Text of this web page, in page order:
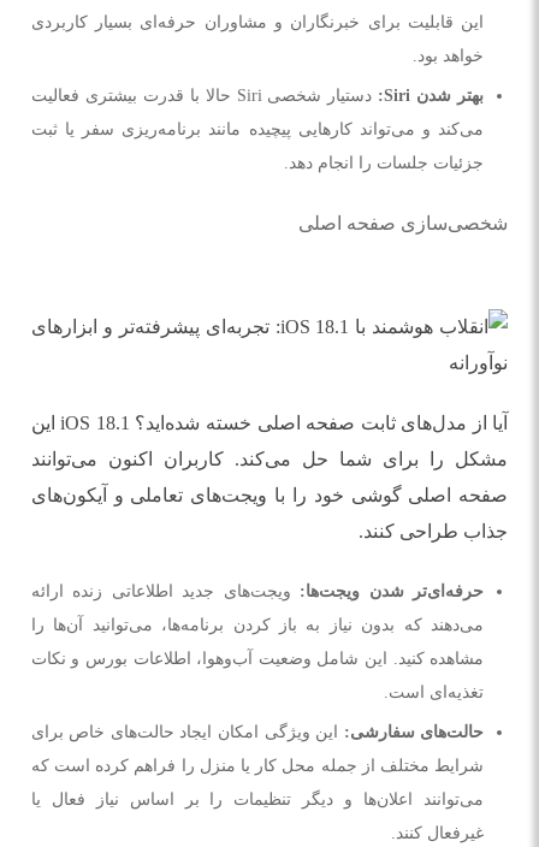
این قابلیت برای خبرنگاران و مشاوران حرفه‌ای بسیار کاربردی
خواهد بود.
بهتر شدن Siri:
دستیار شخصی Siri حالا با قدرت بیشتری فعالیت
می‌کند و می‌تواند کارهایی پیچیده مانند برنامه‌ریزی سفر یا ثبت
جزئیات جلسات را انجام دهد.
شخصی‌سازی صفحه اصلی
آیا از مدل‌های ثابت صفحه اصلی خسته شده‌اید؟ iOS 18.1 این
مشکل را برای شما حل می‌کند. کاربران اکنون می‌توانند
صفحه اصلی گوشی خود را با ویجت‌های تعاملی و آیکون‌های
جذاب طراحی کنند.
حرفه‌ای‌تر شدن ویجت‌ها: ویجت‌های جدید اطلاعاتی زنده ارائه
می‌دهند که بدون نیاز به باز کردن برنامه‌ها، می‌توانید آن‌ها را
مشاهده کنید. این شامل وضعیت آب‌وهوا، اطلاعات بورس و نکات
تغذیه‌ای است.
حالت‌های سفارشی: این ویژگی امکان ایجاد حالت‌های خاص برای
شرایط مختلف از جمله محل کار یا منزل را فراهم کرده است که
می‌توانند اعلان‌ها و دیگر تنظیمات را بر اساس نیاز فعال یا
غیرفعال کنند.